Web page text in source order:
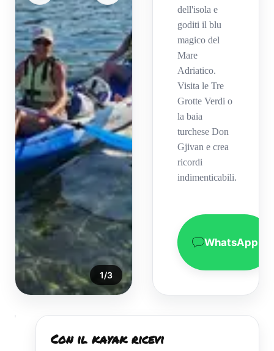
1/3
dell'isola e
goditi il blu
magico del
Mare
Adriatico.
Visita le Tre
Grotte Verdi o
la baia
turchese Don
Gjivan e crea
ricordi
indimenticabili.
WhatsApp
Con il kayak ricevi